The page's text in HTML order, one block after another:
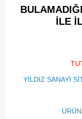
İLE
YILDIZ SANAYİ